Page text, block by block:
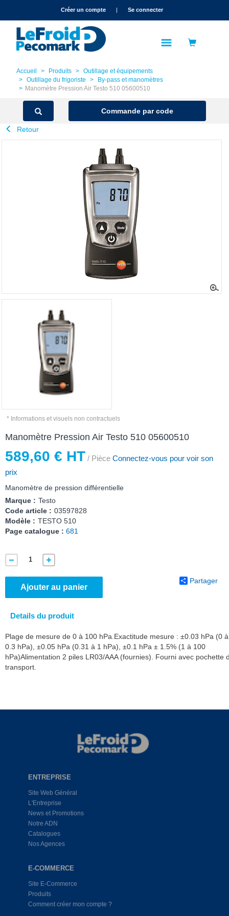
text.skipToNavigationCréer un compte | Se connecter
Accueil Produits
Outillage et équipements
Outillage du frigoriste
By-pass et manomètres
Manomètre Pression Air Testo 510 05600510
Commande par code
Retour
* Informations et visuels non contractuels
Manomètre Pression Air Testo 510 05600510
589,60 € HT / Pièce Connectez-vous pour voir son
prix
Manomètre de pression différentielle
Marque : Testo
Code article : 03597828
Modèle : TESTO 510
Page catalogue : 681
Ajouter au panier
Partager
Details du produit
Plage de mesure de 0 à 100 hPa.Exactitude mesure : ±0.03 hPa (0 à
0.3 hPa), ±0.05 hPa (0.31 à 1 hPa), ±0.1 hPa ± 1.5% (1 à 100
hPa)Alimentation 2 piles LR03/AAA (fournies). Fourni avec pochette
transport.
ENTREPRISE
Site Web Général
L'Entreprise
News et Promotions
Notre ADN
Catalogues
Nos Agences
E-COMMERCE
Site E-Commerce
Produits
Comment créer mon compte ?